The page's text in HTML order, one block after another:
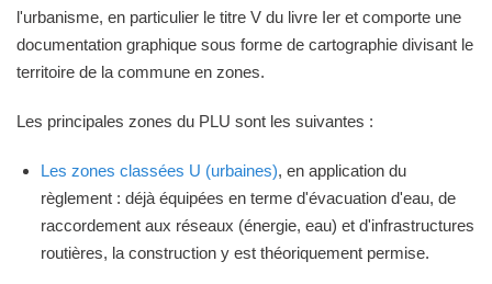
l'urbanisme, en particulier le titre V du livre Ier et comporte une
documentation graphique sous forme de cartographie divisant le
territoire de la commune en zones.
Les principales zones du PLU sont les suivantes :
Les zones classées U (urbaines), en application du
règlement : déjà équipées en terme d'évacuation d'eau, de
raccordement aux réseaux (énergie, eau) et d'infrastructures
routières, la construction y est théoriquement permise.